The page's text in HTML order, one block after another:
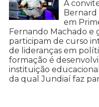
A
Bernard
em
Fernando Machado e
participam de curso
de lideranças em
formação é
instituição
da qual Jundiaí faz